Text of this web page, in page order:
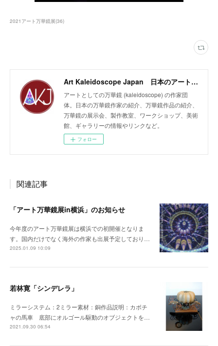
2021アート万華鏡展(36)
Art Kaleidoscope Japan 日本のアート万華鏡の作家団体
アートとしての万華鏡 (kaleidoscope) の作家団
体。日本の万華鏡作家の紹介、万華鏡作品の紹介、
万華鏡の展示会、製作教室、ワークショップ、美術
館、ギャラリーの情報やリンクなど。
フォロー
関連記事
「アート万華鏡展in横浜」のお知らせ
今年度のアート万華鏡展は横浜での初開催となりま
す。国内だけでなく海外の作家も出展予定しており…
2025.01.09 10:09
若林寛「シンデレラ」
ミラーシステム：2ミラー素材：銅作品説明：カボチ
ャの馬車 底部にオルゴール駆動のオブジェクトを…
2021.09.30 06:54